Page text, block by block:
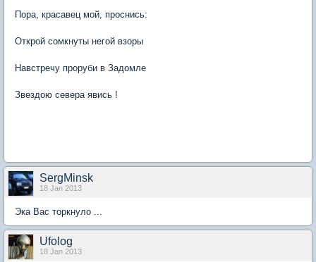
Пора, красавец мой, проснись:
Открой сомкнуты негой взоры
Навстречу проруби в Задомле
Звездою севера явись !
SergMinsk
18 Jan 2013
Эка Вас торкнуло ...
Ufolog
18 Jan 2013